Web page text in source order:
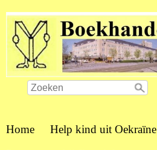
Home
Help kind uit Oekraïne